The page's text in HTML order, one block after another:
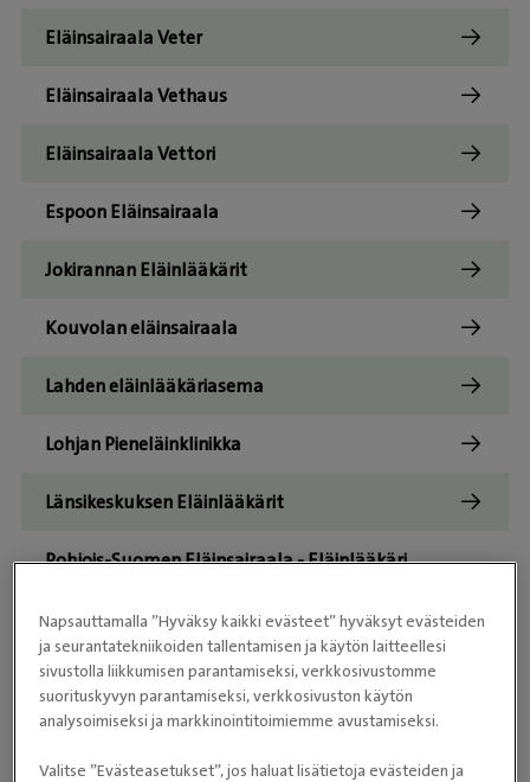
Eläinsairaala Veter
Eläinsairaala Vethaus
Eläinsairaala Vettori
Espoon Eläinsairaala
Jokirannan Eläinlääkärit
Kouvolan eläinsairaala
Lahden eläinlääkäriasema
Lohjan Pieneläinklinikka
Länsikeskuksen Eläinlääkärit
Pohjois-Suomen Eläinsairaala - Eläinlääkäri
Seinäjoen Eläinsairaala
Toijalan eläinlääkäriasema
Napsauttamalla ”Hyväksy kaikki evästeet” hyväksyt evästeiden
ja seurantatekniikoiden tallentamisen ja käytön laitteellesi
sivustolla liikkumisen parantamiseksi, verkkosivustomme
suorituskyvyn parantamiseksi, verkkosivuston käytön
analysoimiseksi ja markkinointitoimiemme avustamiseksi.
Valitse ”Evästeasetukset”, jos haluat lisätietoja evästeiden ja